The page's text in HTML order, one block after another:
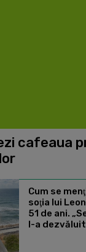
cafeaua
Cum se
soţia lui
51 de ani.
l-a dezvăluit